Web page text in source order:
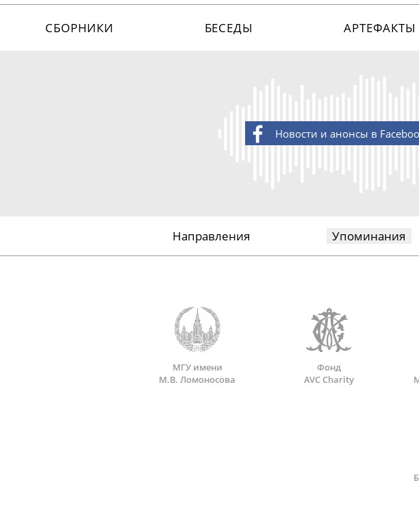
СБОРНИКИ БЕСЕДЫ АРТЕФАКТЫ
Новости и анонсы в
Направления Упоминания
МГУ имени
М.В. Ломоносова
Фонд
AVC Charity